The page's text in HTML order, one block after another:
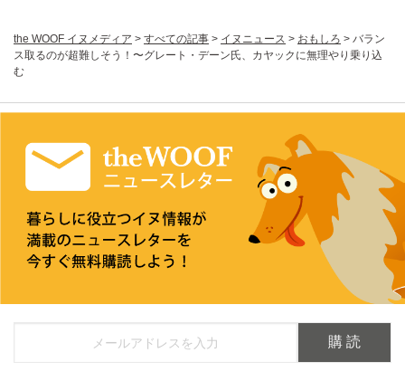
the WOOF イヌメディア > すべての記事 > イヌニュース > おもしろ > バラン
ス取るのが超難しそう！〜グレート・デーン氏、カヤックに無理やり乗り込
む